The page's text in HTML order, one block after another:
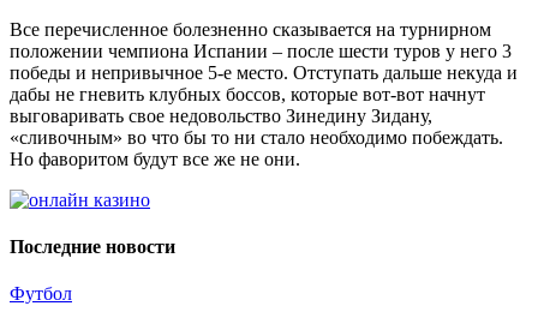
Все перечисленное болезненно сказывается на турнирном
положении чемпиона Испании – после шести туров у него 3
победы и непривычное 5-е место. Отступать дальше некуда и
дабы не гневить клубных боссов, которые вот-вот начнут
выговаривать свое недовольство Зинедину Зидану,
«сливочным» во что бы то ни стало необходимо побеждать.
Но фаворитом будут все же не они.
Последние новости
Футбол